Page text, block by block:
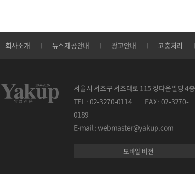
회사소개 뉴스제공안내 광고안내 고충처리
서울시 서초구 서초대로 115 정다운빌딩 4층
TEL : 02-3270-0114
FAX : 02-3270-
0189
E-mail : webmaster@yakup.com
모바일 버전